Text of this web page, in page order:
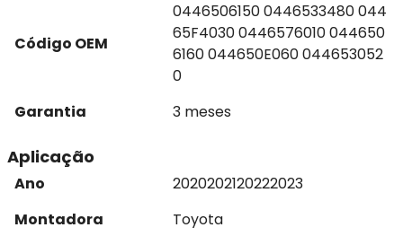
Código OEM
0446506150 0446533480 044
65F4030 0446576010 044650
6160 044650E060 044653052
0
Garantia
3 meses
Aplicação
Ano 2020202120222023
Montadora
Toyota